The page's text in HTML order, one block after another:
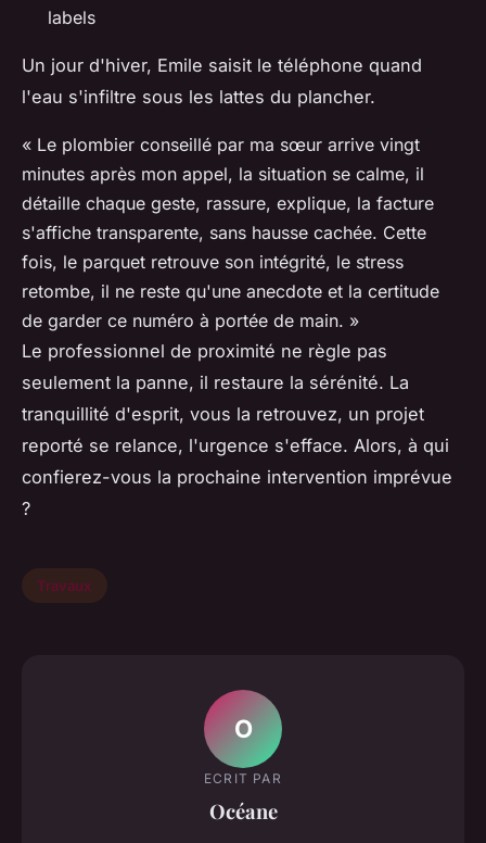
labels
Un jour d'hiver, Emile saisit le téléphone quand
l'eau s'infiltre sous les lattes du plancher.
« Le plombier conseillé par ma sœur arrive vingt
minutes après mon appel, la situation se calme, il
détaille chaque geste, rassure, explique, la facture
s'affiche transparente, sans hausse cachée. Cette
fois, le parquet retrouve son intégrité, le stress
retombe, il ne reste qu'une anecdote et la certitude
de garder ce numéro à portée de main. »
Le professionnel de proximité ne règle pas
seulement la panne, il restaure la sérénité. La
tranquillité d'esprit, vous la retrouvez, un projet
reporté se relance, l'urgence s'efface. Alors, à qui
confierez-vous la prochaine intervention imprévue
?
Travaux
O
ECRIT PAR
Océane